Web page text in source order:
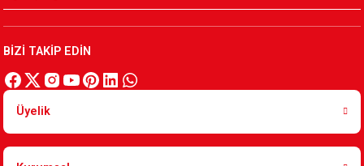
2.599,90 TL
BİZİ TAKİP EDİN
Üyelik